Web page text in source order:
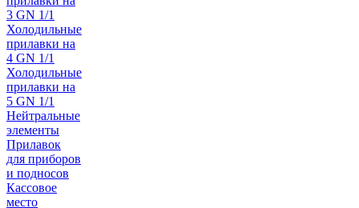
3 GN 1/1
Холодильные
прилавки на
4 GN 1/1
Холодильные
прилавки на
5 GN 1/1
Нейтральные
элементы
Прилавок
для приборов
и подносов
Кассовое
место